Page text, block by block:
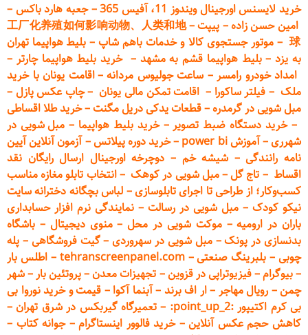
خرید لایسنس اورجینال ویندوز 11، آفیس 365
–جعبه هارد باکس –
امین حسن زاده– پیپت–
工厂化养殖如何影响动物、人类和地
球
– موتور جستجوی کالا و خدمات باهم شاپ– بلیط هواپیما تهران
به یزد–بلیط هواپیما قشم به مشهد –خرید بلیط هواپیما چارتر –
امداد خودرو رامسر– ساعت جولیوس مردانه–اقامت یونان با خرید
ملک – فیلتر ساکورا – اقامت تمکن مالی یونان –چاپ عکس پازل –
مبل شویی در گرمدره–قطعاتیدکی دریل مگنت–خرید طلا اقساطی
–خرید دستگاه ضبط تصویر–خرید بلیط هواپیما –مبل شویی در
شهرری–آموزش power bi –خرید دورهپیلاتس–آزمون آنلاین آیین
نامه رانندگی– شیشه خم – دوچرخه اورجینال ارسال رایگان نقد
اقساط – تاج گل–مبل شویی در کوهک–انتخاب تابلو مغازه مناسب
کسب‌وکار؛ از طراحی تا اجرای تابلوسازی– لباس بچگانه دخترانه سایت
نیکو کودک – مبل شویی در رسالت – نمایندگی نرم افزار حسابداری
باران در ارومیه–موکت شویی در محل–منوی دیجیتال – باشگاه
بدنسازی در پونک–مبل شویی در سهروردی–گیت فروشگاهی – پله
چوبی – بلبرینگ صنعتی–
tehranscreenpanel.com
–اطلس بار
–بیوگرام–فیزیوتراپی در قزوین– تجهیزات معدن–پروتئین بار–شهر
چمن– رویال مهاجر –ار اف برند –آبنما آکوا – قیمت و خرید نوروا بی
بی کرم اکتیپور :point_up_2:
– تعمیرگاه گیربکس در شرق تهران–
کاهش حجم عکس آنلاین–خرید فالوور اینستاگرام–جوانه کتاب –